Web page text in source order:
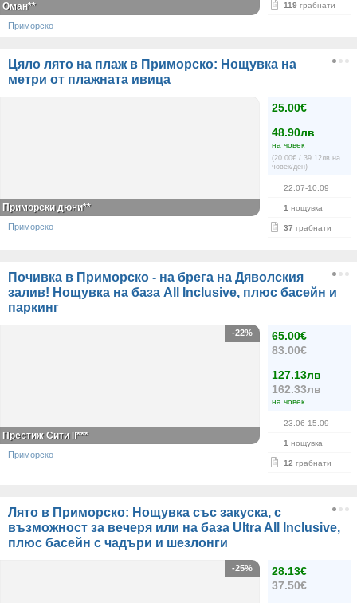
119 грабнати
Оман**
Приморско
Цяло лято на плаж в Приморско: Нощувка на
метри от плажната ивица
25.00€
48.90лв
на човек
(20.00€ / 39.12лв на
човек/ден)
22.07-10.09
1 нощувка
37 грабнати
Приморски дюни**
Приморско
Почивка в Приморско - на брега на Дяволския
залив! Нощувка на база All Inclusive, плюс басейн и
паркинг
65.00€
83.00€
127.13лв
162.33лв
на човек
23.06-15.09
1 нощувка
12 грабнати
-22%
Престиж Сити II***
Приморско
Лято в Приморско: Нощувка със закуска, с
възможност за вечеря или на база Ultra All Inclusive,
плюс басейн с чадъри и шезлонги
28.13€
37.50€
-25%